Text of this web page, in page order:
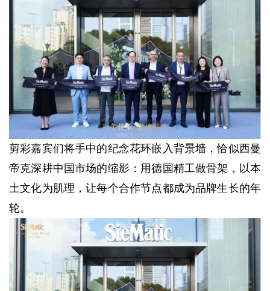
剪彩嘉宾们将手中的纪念花环嵌入背景墙，恰似西曼
帝克深耕中国市场的缩影：用德国精工做骨架，以本
土文化为肌理，让每个合作节点都成为品牌生长的年
轮。